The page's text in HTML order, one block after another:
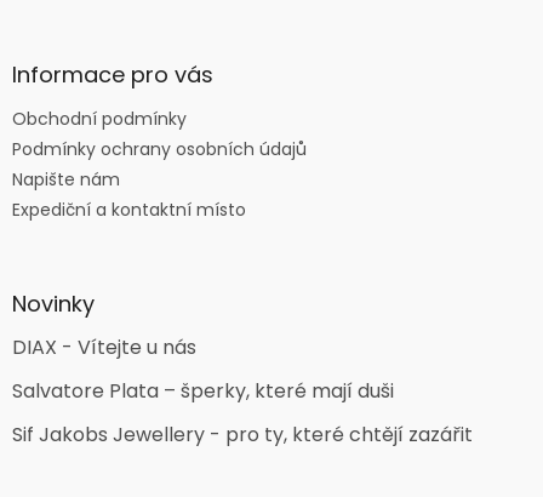
Informace pro vás
Obchodní podmínky
Podmínky ochrany osobních údajů
Napište nám
Expediční a kontaktní místo
Novinky
DIAX - Vítejte u nás
Salvatore Plata – šperky, které mají duši
Sif Jakobs Jewellery - pro ty, které chtějí zazářit